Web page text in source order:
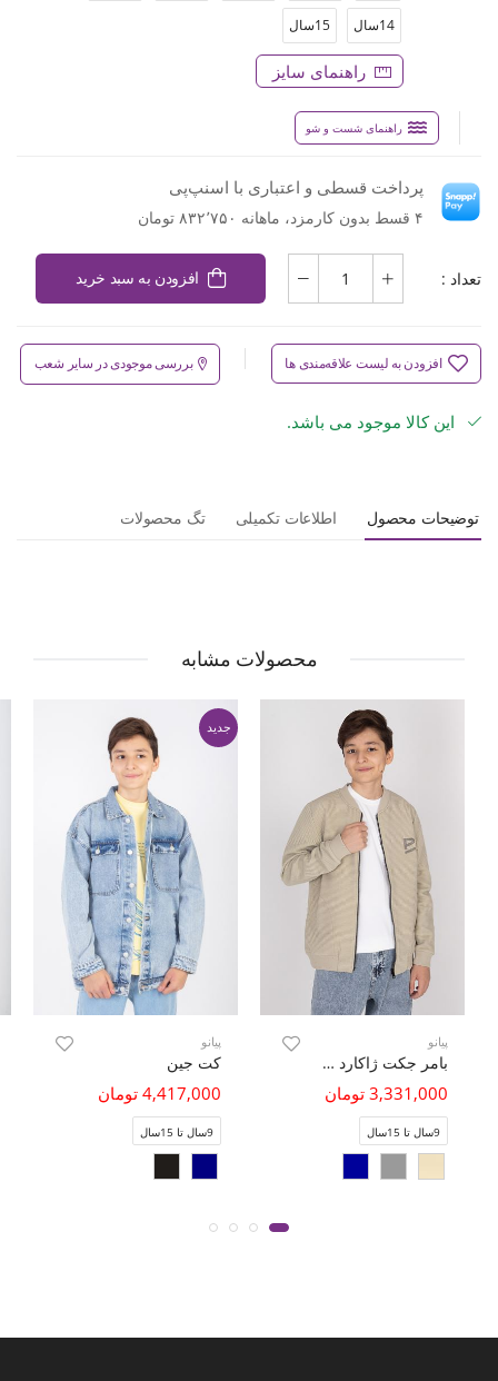
14سال 15سال
راهنمای سایز
راهنمای شست و شو
پرداخت قسطی و اعتباری با اسنپ‌پی
۴ قسط بدون کارمزد، ماهانه ۸۳۲٬۷۵۰ تومان
تعداد : افزودن به سبد خرید
افزودن به لیست علاقه‌مندی ها بررسی موجودی در سایر شعب
این کالا موجود می باشد.
توضیحات محصول اطلاعات تکمیلی تگ محصولات
محصولات مشابه
پیانو
بامر جکت ژاکارد فیتیله‌ای راه راه
3,331,000 تومان
9سال تا 15سال
جدید
پیانو
کت جین
4,417,000 تومان
9سال تا 15سال